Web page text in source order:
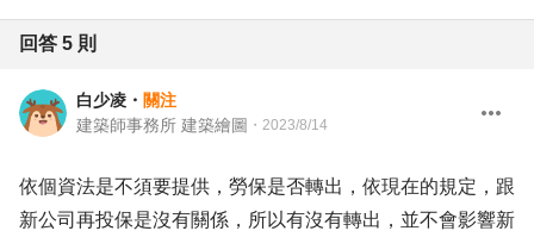
回答 5 則
白少凌 ・ 關注
建築師事務所 建築繪圖 ・ 2023/8/14
依個資法是不須要提供，勞保是否轉出，依現在的規定，跟
新公司再投保是沒有關係，所以有沒有轉出，並不會影響新